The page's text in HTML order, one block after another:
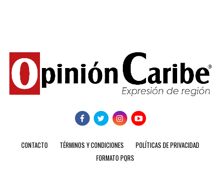
CONTACTO TÉRMINOS Y CONDICIONES
POLÍTICAS DE PRIVACIDAD
FORMATO PQRS